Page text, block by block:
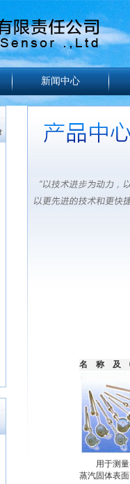
新闻中心
名 称
用于测量
蒸汽固体表